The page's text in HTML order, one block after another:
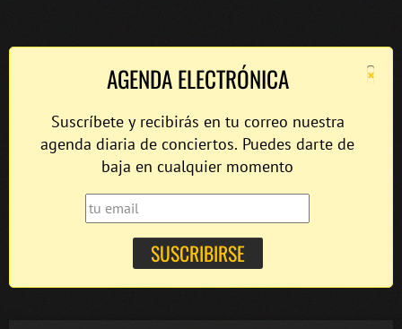
×
AGENDA ELECTRÓNICA
Suscríbete y recibirás en tu correo nuestra
agenda diaria de conciertos. Puedes darte de
baja en cualquier momento